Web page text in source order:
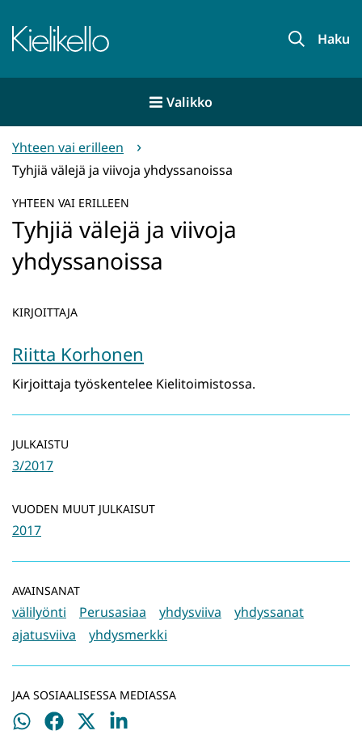
sisältöön
Etusivu Haku
Valikko
Yhteen vai erilleen
Tyhjiä välejä ja viivoja yhdyssanoissa
YHTEEN VAI ERILLEEN
Tyhjiä välejä ja viivoja
yhdyssanoissa
KIRJOITTAJA
Riitta Korhonen
Kirjoittaja työskentelee Kielitoimistossa.
JULKAISTU
3/2017
VUODEN MUUT JULKAISUT
2017
AVAINSANAT
välilyönti Perusasiaa yhdysviiva
yhdyssanat
ajatusviiva
yhdysmerkki
JAA SOSIAALISESSA MEDIASSA
Jaa
Jaa
Jaa
Jaa